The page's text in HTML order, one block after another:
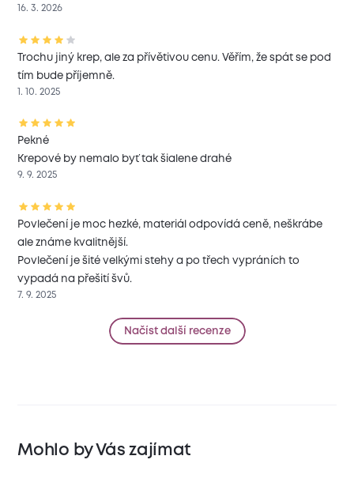
16. 3. 2026
Trochu jiný krep, ale za přívětivou cenu. Věřím, že spát se pod
tím bude příjemně.
1. 10. 2025
Pekné
Krepové by nemalo byť tak šialene drahé
9. 9. 2025
Povlečení je moc hezké, materiál odpovídá ceně, neškrábe
ale známe kvalitnější.
Povlečení je šité velkými stehy a po třech vypráních to
vypadá na přešití švů.
7. 9. 2025
Načíst další recenze
Mohlo by Vás zajímat